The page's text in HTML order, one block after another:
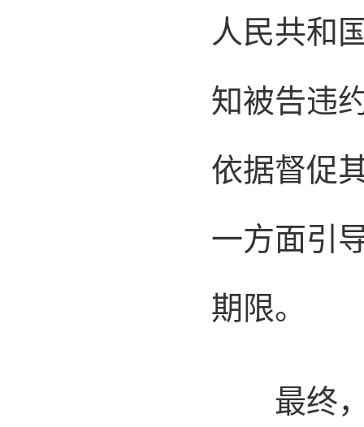
人民共和
知被告违
依据督促
一方面引
期限。
最终，